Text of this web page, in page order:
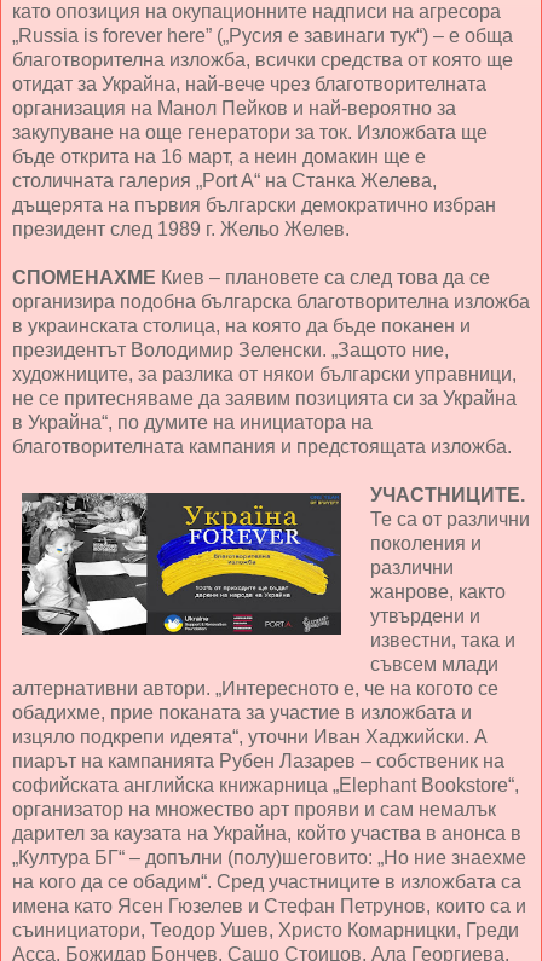
като опозиция на окупационните надписи на агресора
„Russia is forever here” („Русия е завинаги тук“) – е обща
благотворителна изложба, всички средства от която ще
отидат за Украйна, най-вече чрез благотворителната
организация на Манол Пейков и най-вероятно за
закупуване на още генератори за ток. Изложбата ще
бъде открита на 16 март, а неин домакин ще е
столичната галерия „Port A“ на Станка Желева,
дъщерята на първия български демократично избран
президент след 1989 г. Жельо Желев.
СПОМЕНАХМЕ Киев – плановете са след това да се
организира подобна българска благотворителна изложба
в украинската столица, на която да бъде поканен и
президентът Володимир Зеленски. „Защото ние,
художниците, за разлика от някои български управници,
не се притесняваме да заявим позицията си за Украйна
в Украйна“, по думите на инициатора на
благотворителната кампания и предстоящата изложба.
УЧАСТНИЦИТЕ.
Те са от различни
поколения и
различни
жанрове, както
утвърдени и
известни, така и
съвсем млади
алтернативни автори. „Интересното е, че на когото се
обадихме, прие поканата за участие в изложбата и
изцяло подкрепи идеята“, уточни Иван Хаджийски. А
пиарът на кампанията Рубен Лазарев – собственик на
софийската английска книжарница „Elephant Bookstore“,
организатор на множество арт прояви и сам немалък
дарител за каузата на Украйна, който участва в анонса в
„Култура БГ“ – допълни (полу)шеговито: „Но ние знаехме
на кого да се обадим“. Сред участниците в изложбата са
имена като Ясен Гюзелев и Стефан Петрунов, които са и
съинициатори, Теодор Ушев, Христо Комарницки, Греди
Асса, Божидар Бончев, Сашо Стоицов, Ала Георгиева,